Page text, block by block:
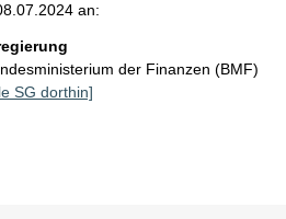
an:
der Finanzen (BMF)
SG dorthin]